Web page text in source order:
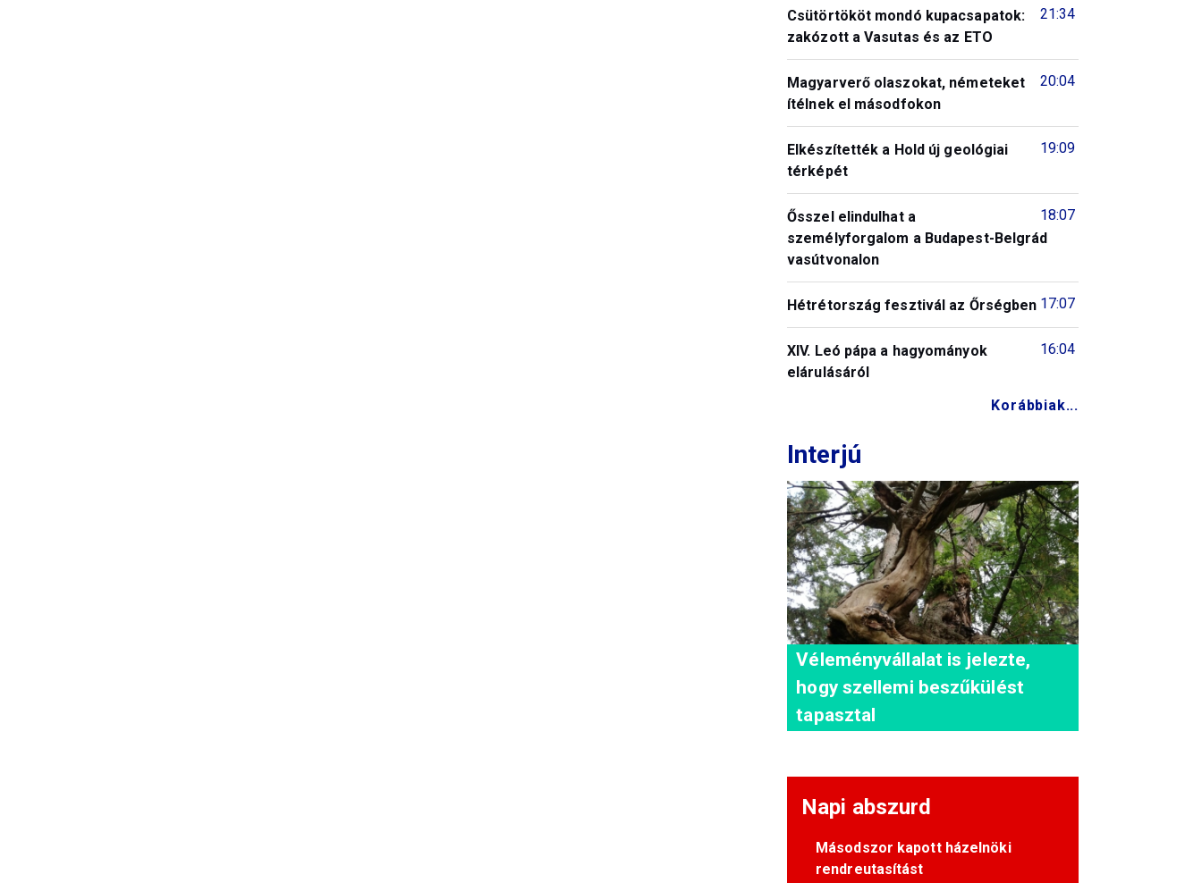
21:34
Csütörtököt mondó kupacsapatok:
zakózott a Vasutas és az ETO
20:04
Magyarverő olaszokat, németeket
ítélnek el másodfokon
19:09
Elkészítették a Hold új geológiai
térképét
18:07
Ősszel elindulhat a
személyforgalom a Budapest-Belgrád
vasútvonalon
17:07
Hétrétország fesztivál az Őrségben
16:04
XIV. Leó pápa a hagyományok
elárulásáról
Korábbiak...
Interjú
Véleményvállalat is jelezte,
hogy szellemi beszűkülést
tapasztal
Napi abszurd
Másodszor kapott házelnöki
rendreutasítást